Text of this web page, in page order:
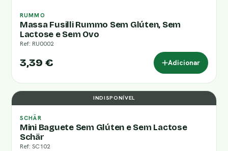
RUMMO
Massa Fusilli Rummo Sem Glúten, Sem
Lactose e Sem Ovo
Ref: RU0002
3,39 € Adicionar
INDISPONÍVEL
SCHÄR
Mini Baguete Sem Glúten e Sem Lactose
Schär
Ref: SC102